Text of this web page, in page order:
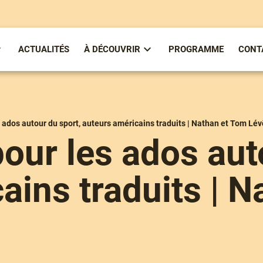
ACTUALITÉS À DÉCOUVRIR
Sous-
À
PROGRAMME
autour du sport, auteurs américains traduits | Nathan et Tom
les ados
traduits |